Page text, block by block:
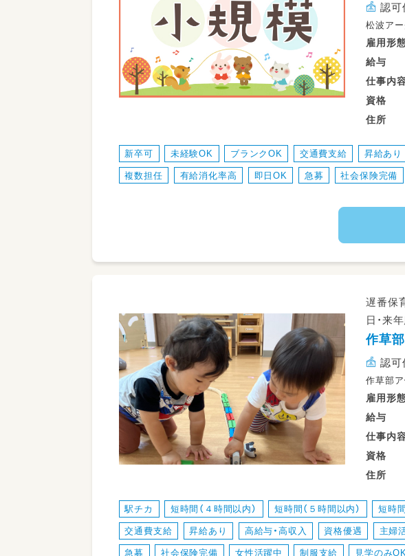
認可
松波ア
雇用形
給与
仕事内
資格
住所
新卒可 未経験OK ブランクOK 交通費支給 昇給あり
複数担任 有給消化率高 即日OK 急募 社会保険完備
遅番保
日・来
作草
認可
作草部
雇用形
給与
仕事内
資格
住所
駅チカ 短時間（４時間以内） 短時間（５時間以内） 短時
交通費支給 昇給あり 高給与・高収入 資格優遇 主婦
急募 社会保険完備 女性活躍中 制服支給 見学のみOK